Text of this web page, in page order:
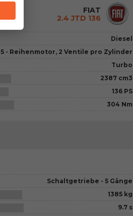
FIAT
2.4 JTD 136
Diesel
5 - Reihenmotor, 2 Ventile pro Zylinder
Turbo
2387 cm3
136 PS
304 Nm
Schaltgetriebe - 5 Gänge
1385 kg
9.7 s